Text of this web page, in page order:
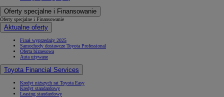
Oferty specjalne i Finansowanie
Oferty specjalne i Finansowanie
Aktualne oferty
Finał wyprzedaży 2025
Samochody dostawcze Toyota Professional
Oferta biznesowa
Auta używane
Toyota Financial Services
Kredyt niższych rat Toyota Easy
Kredyt standardowy
Leasing standardowy